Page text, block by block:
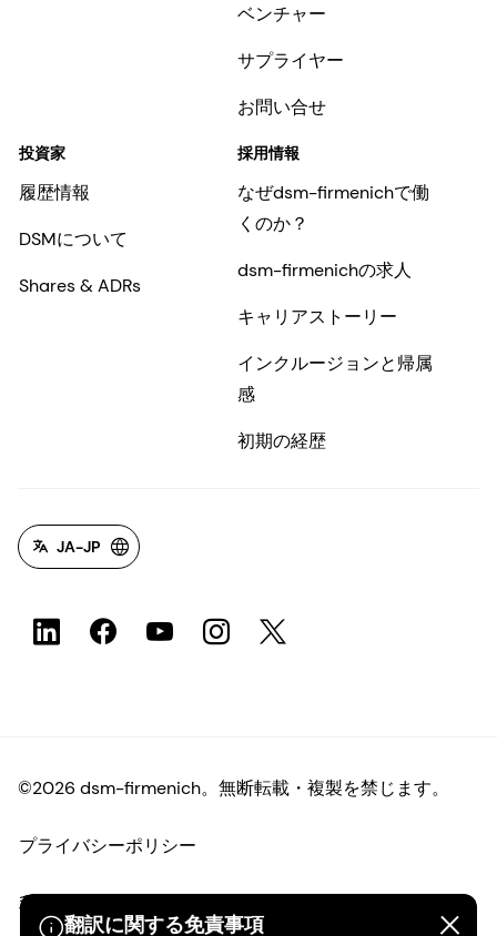
翻訳に関する免責事項
ベンチャー
サプライヤー
お問い合せ
投資家
履歴情報
DSMについて
Shares & ADRs
採用情報
なぜdsm-firmenichで働
くのか？
dsm-firmenichの求人
キャリアストーリー
インクルージョンと帰属
感
初期の経歴
JA-JP
©2026 dsm-firmenich。無断転載・複製を禁じます。
プライバシーポリシー
利用規約